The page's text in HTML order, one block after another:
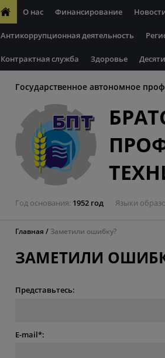
О нас Финансирование
Антикоррупционная деятельность
Контрактная служба Здоровье
Государственное автономное
Год основания 1952 год Языки
Главная Заметили ошибку?
ЗАМЕТИЛИ
Представьтесь:
E-mail*: